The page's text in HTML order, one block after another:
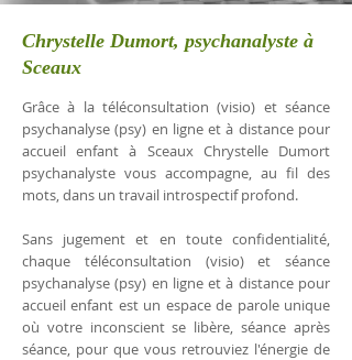
Chrystelle Dumort, psychanalyste à
Sceaux
Grâce à la téléconsultation (visio) et séance
psychanalyse (psy) en ligne et à distance pour
accueil enfant à Sceaux Chrystelle Dumort
psychanalyste vous accompagne, au fil des
mots, dans un travail introspectif profond.
Sans jugement et en toute confidentialité,
chaque téléconsultation (visio) et séance
psychanalyse (psy) en ligne et à distance pour
accueil enfant est un espace de parole unique
où votre inconscient se libère, séance après
séance, pour que vous retrouviez l'énergie de